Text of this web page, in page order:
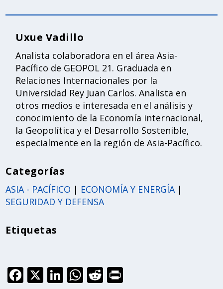
Uxue Vadillo
Analista colaboradora en el área Asia-
Pacífico de GEOPOL 21. Graduada en
Relaciones Internacionales por la
Universidad Rey Juan Carlos. Analista en
otros medios e interesada en el análisis y
conocimiento de la Economía internacional,
la Geopolítica y el Desarrollo Sostenible,
especialmente en la región de Asia-Pacífico.
Categorías
ASIA - PACÍFICO | ECONOMÍA Y ENERGÍA|
SEGURIDAD Y DEFENSA
Etiquetas
F X Li W R